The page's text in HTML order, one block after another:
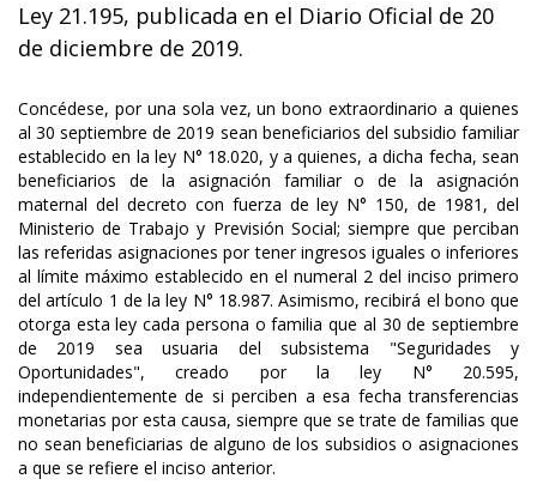
Ley 21.195, publicada en el Diario Oficial de 20
de diciembre de 2019.
Concédese, por una sola vez, un bono extraordinario a quienes
al 30 septiembre de 2019 sean beneficiarios del subsidio familiar
establecido en la ley N° 18.020, y a quienes, a dicha fecha, sean
beneficiarios de la asignación familiar o de la asignación
maternal del decreto con fuerza de ley N° 150, de 1981, del
Ministerio de Trabajo y Previsión Social; siempre que perciban
las referidas asignaciones por tener ingresos iguales o inferiores
al límite máximo establecido en el numeral 2 del inciso primero
del artículo 1 de la ley N° 18.987. Asimismo, recibirá el bono que
otorga esta ley cada persona o familia que al 30 de septiembre
de 2019 sea usuaria del subsistema "Seguridades y
Oportunidades", creado por la ley N° 20.595,
independientemente de si perciben a esa fecha transferencias
monetarias por esta causa, siempre que se trate de familias que
no sean beneficiarias de alguno de los subsidios o asignaciones
a que se refiere el inciso anterior.